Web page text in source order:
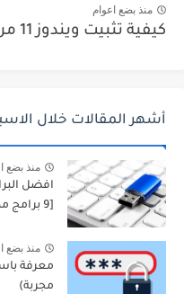
منذ بضع اعوام
كيفية تثبيت ويندوز 11 من الفلاشة في خطوات موجزة
أشهر المقالات خلال
منذ بضع
افضل
[9 برامج مميزة]
منذ بضع
مجربة)